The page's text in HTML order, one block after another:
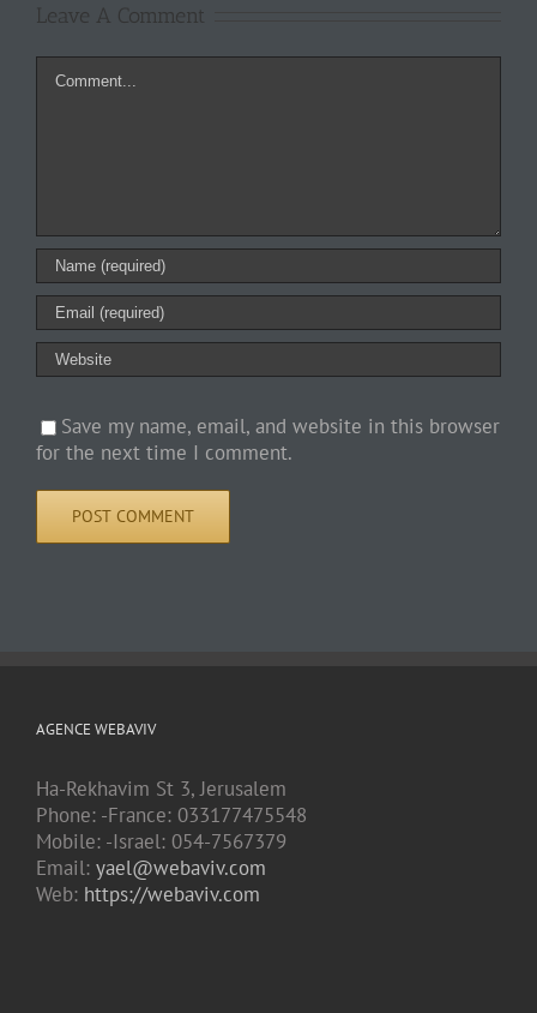
Leave A Comment
Comment
Save my name, email, and website in this browser
for the next time I comment.
AGENCE WEBAVIV
Ha-Rekhavim St 3, Jerusalem
Phone: -France: 033177475548
Mobile: -Israel: 054-7567379
Email: yael@webaviv.com
Web: https://webaviv.com